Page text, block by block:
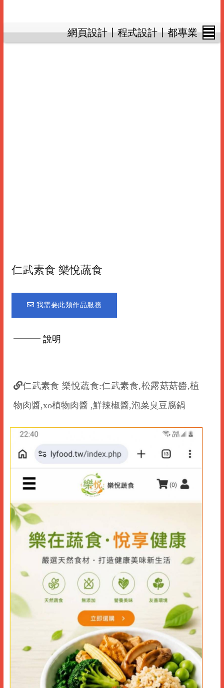
網頁設計〡程式設計〡都專業
仁武素食 樂悅蔬食
我需要此類作品服務
━━━ 說明
仁武素食 樂悅蔬食:仁武素食,松露菇菇醬,植
物肉醬,xo植物肉醬 ,鮮辣椒醬,泡菜臭豆腐鍋